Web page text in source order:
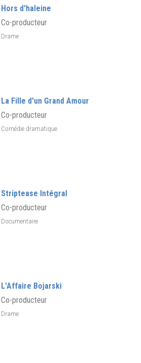
Hors d'haleine
Co-producteur
Drame
La Fille d'un Grand Amour
Co-producteur
Comédie dramatique
Striptease Intégral
Co-producteur
Documentaire
L'Affaire Bojarski
Co-producteur
Drame